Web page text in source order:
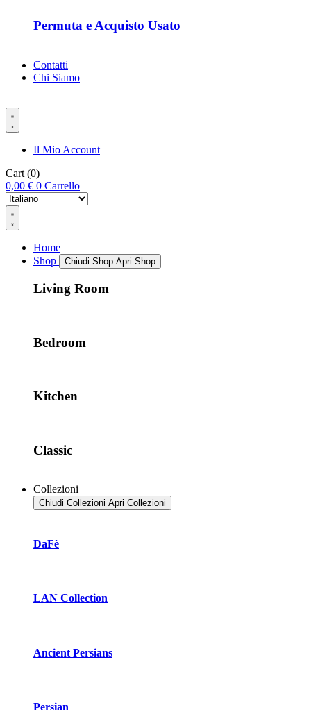
Permuta e Acquisto Usato
Contatti
Chi Siamo
Il Mio Account
Cart (0)
0,00 € 0 Carrello
Home
Shop
Chiudi Shop Apri Shop
Living Room
Bedroom
Kitchen
Classic
Collezioni
Chiudi Collezioni Apri Collezioni
DaFè
LAN Collection
Ancient Persians
Persian